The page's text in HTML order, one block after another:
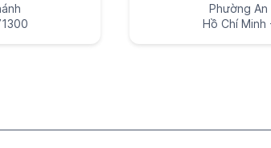
Phường An
Hồ Chí Minh